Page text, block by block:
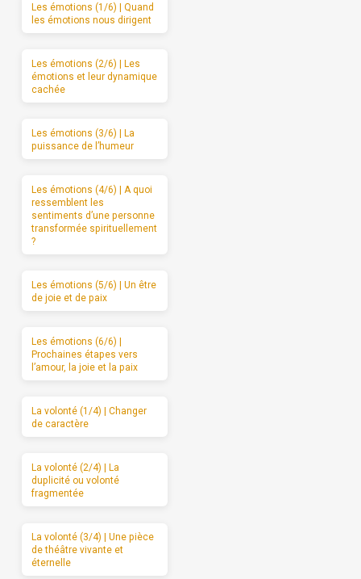
Les émotions (1/6) | Quand
les émotions nous dirigent
Les émotions (2/6) | Les
émotions et leur dynamique
cachée
Les émotions (3/6) | La
puissance de l’humeur
Les émotions (4/6) | A quoi
ressemblent les
sentiments d’une personne
transformée spirituellement
?
Les émotions (5/6) | Un être
de joie et de paix
Les émotions (6/6) |
Prochaines étapes vers
l’amour, la joie et la paix
La volonté (1/4) | Changer
de caractère
La volonté (2/4) | La
duplicité ou volonté
fragmentée
La volonté (3/4) | Une pièce
de théâtre vivante et
éternelle